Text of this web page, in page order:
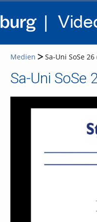
Medien Sa-Uni SoSe 26
Sa-Uni SoSe